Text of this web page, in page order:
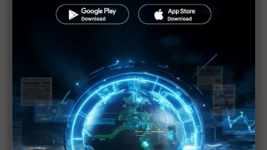
從DeepSeek到H200鬆綁 盤點NVIDIA 2025年十大
關鍵時刻
新的逆襲之路？ 業者估未來5~10年中國將竄出多家
未蒙其利先受其害 美國製造業景氣連9個月衰退
H200效能翻6倍、價格增3成 NVIDIA「清庫存」仍
讓中國動心